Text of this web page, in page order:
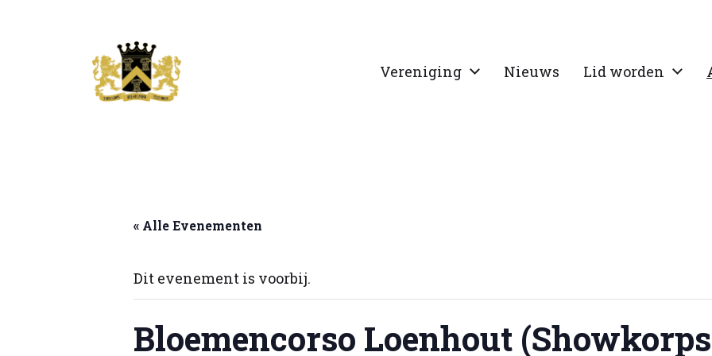
Sinds 1898 Vereniging Nieuws Lid worden
« Alle Evenementen
Dit evenement is voorbij.
Bloemencorso Loenhout